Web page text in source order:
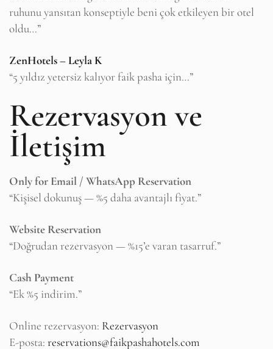
ruhunu yansıtan konseptiyle beni çok etkileyen bir otel
oldu…”
ZenHotels – Leyla K
“5 yıldız yetersiz kalıyor faik pasha için…”
Rezervasyon ve
İletişim
Only for Email / WhatsApp Reservation
“Kişisel dokunuş — %5 daha avantajlı fiyat.”
Website Reservation
“Doğrudan rezervasyon — %15’e varan tasarruf.”
Cash Payment
“Ek %5 indirim.”
Online rezervasyon: Rezervasyon
E-posta: reservations@faikpashahotels.com